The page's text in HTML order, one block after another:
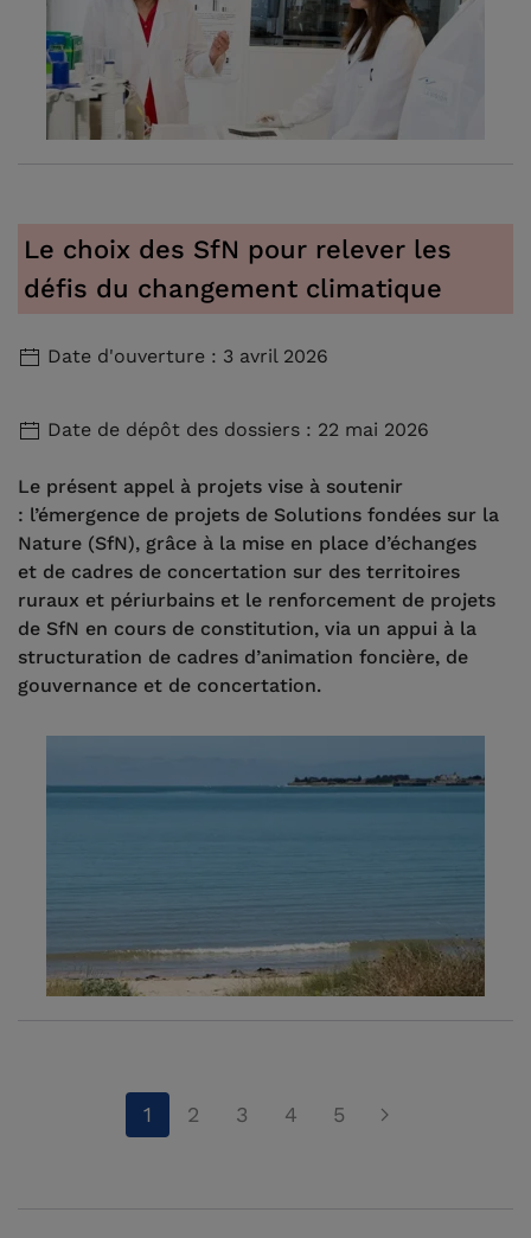
Le choix des SfN pour relever les
défis du changement climatique
Date d'ouverture : 3 avril 2026
Date de dépôt des dossiers : 22 mai 2026
Le présent appel à projets vise à soutenir
: l’émergence de projets de Solutions fondées sur la
Nature (SfN), grâce à la mise en place d’échanges
et de cadres de concertation sur des territoires
ruraux et périurbains et le renforcement de projets
de SfN en cours de constitution, via un appui à la
structuration de cadres d’animation foncière, de
gouvernance et de concertation.
1 2 3 4 5